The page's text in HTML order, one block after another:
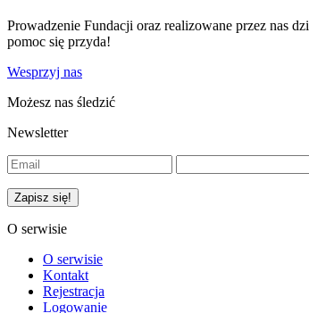
Prowadzenie Fundacji oraz realizowane przez nas
pomoc się przyda!
Wesprzyj nas
Możesz nas śledzić
Newsletter
O serwisie
O serwisie
Kontakt
Rejestracja
Logowanie